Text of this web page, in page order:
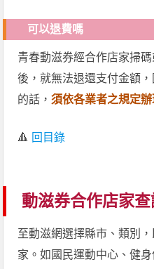
可以退費嗎
青春動滋券經合作店家掃
後，就無法退還支付金額
的話，須依各業者之規定辦
🔺 回目錄
動滋券合作店家查
至動滋網選擇縣市、類別
家。如國民運動中心、健